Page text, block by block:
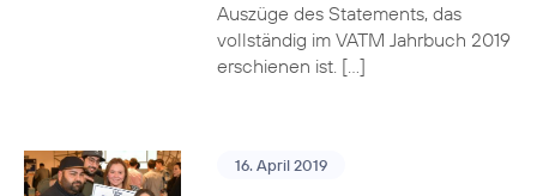
Auszüge des Statements, das
vollständig im VATM Jahrbuch 2019
erschienen ist. […]
16. April 2019